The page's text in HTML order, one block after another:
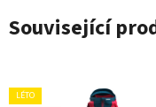
Související
LÉTO